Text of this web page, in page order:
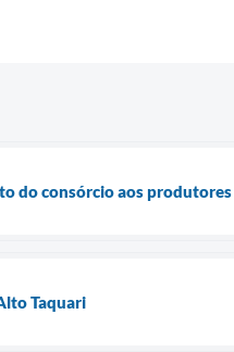
do consórcio aos
Taquari